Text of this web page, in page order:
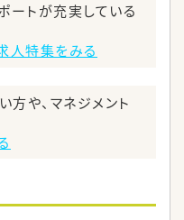
トが充実している
人特集をみる
や、マネジメント